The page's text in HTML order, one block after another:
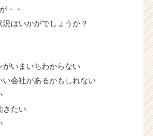
・・
はいかがでしょうか？
がいまいちわからない
い会社があるかもしれない
きたい